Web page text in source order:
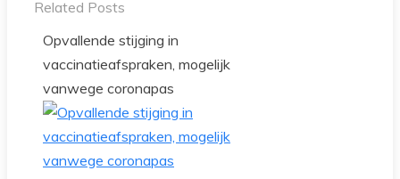
Related Posts
Opvallende stijging in
vaccinatieafspraken, mogelijk
vanwege coronapas